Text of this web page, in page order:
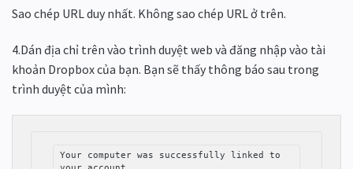
Sao chép URL duy nhất. Không sao chép URL ở trên.
4.Dán địa chỉ trên vào trình duyệt web và đăng nhập vào tài
khoản Dropbox của bạn. Bạn sẽ thấy thông báo sau trong
trình duyệt của mình:
Your computer was successfully linked to
your account